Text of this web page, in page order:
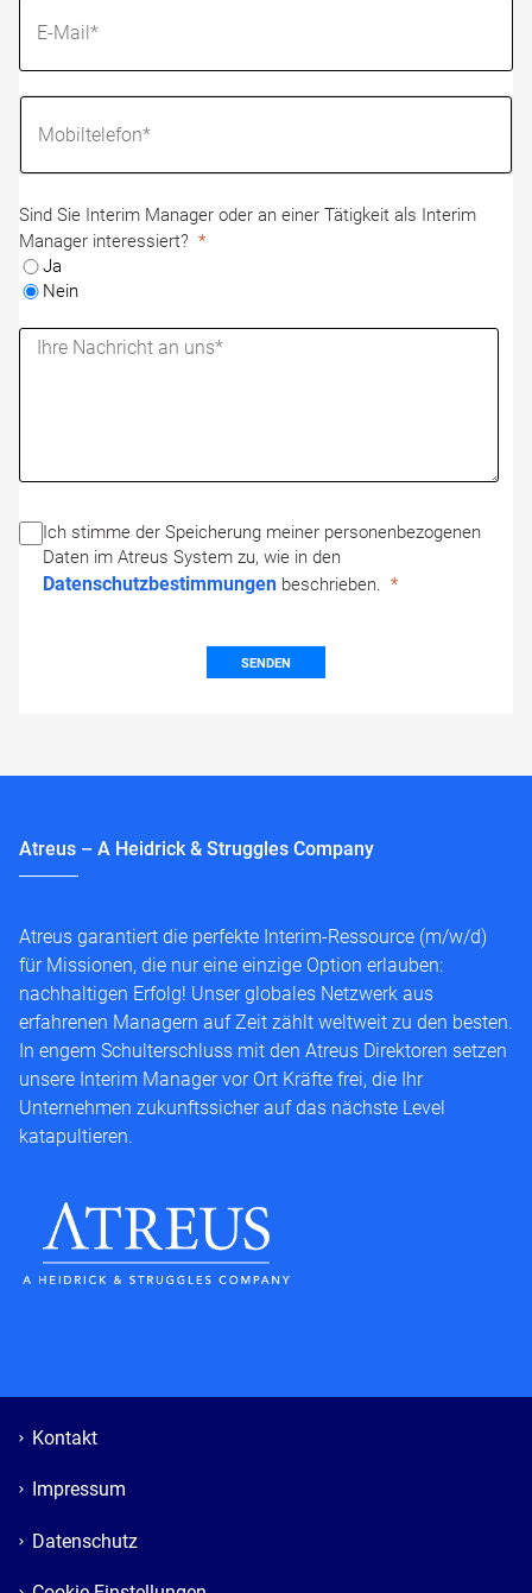
Sind Sie Interim Manager oder an einer Tätigkeit als Interim
Manager interessiert?
Ja
Nein
Ich stimme der Speicherung meiner personenbezogenen
Daten im Atreus System zu, wie in den
Datenschutzbestimmungen beschrieben.
SENDEN
Atreus – A Heidrick & Struggles Company
Atreus garantiert die perfekte Interim-Ressource (m/w/d)
für Missionen, die nur eine einzige Option erlauben:
nachhaltigen Erfolg! Unser globales Netzwerk aus
erfahrenen Managern auf Zeit zählt weltweit zu den besten.
In engem Schulterschluss mit den Atreus Direktoren setzen
unsere Interim Manager vor Ort Kräfte frei, die Ihr
Unternehmen zukunftssicher auf das nächste Level
katapultieren.
Kontakt
Impressum
Datenschutz